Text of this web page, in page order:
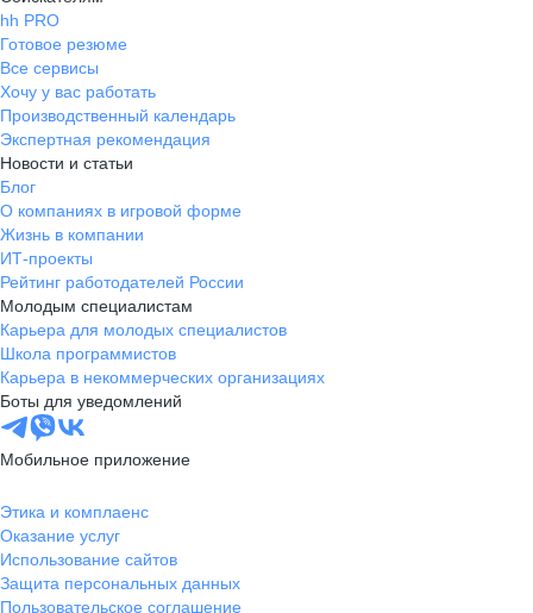
hh PRO
Готовое резюме
Все сервисы
Хочу у вас работать
Производственный календарь
Экспертная рекомендация
Новости и статьи
Блог
О компаниях в игровой форме
Жизнь в компании
ИТ-проекты
Рейтинг работодателей России
Молодым специалистам
Карьера для молодых специалистов
Школа программистов
Карьера в некоммерческих организациях
Боты для уведомлений
Мобильное приложение
Этика и комплаенс
Оказание услуг
Использование сайтов
Защита персональных данных
Пользовательское соглашение